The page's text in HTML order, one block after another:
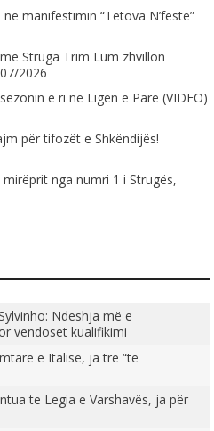
manifestimin “Tetova N’festë”
Struga Trim Lum zhvillon
2026
e ri në Ligën e Parë (VIDEO)
për tifozët e Shkëndijës!
nga numri 1 i Strugës,
Ndeshja më e
vendoset kualifikimi
e Italisë, ja tre “të
te Legia e Varshavës, ja për